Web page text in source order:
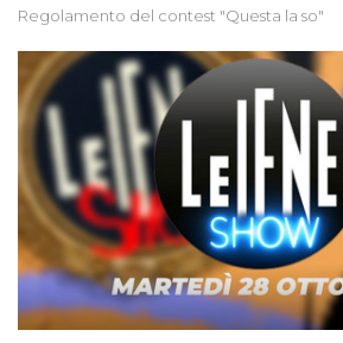
Regolamento del contest "Questa la so"